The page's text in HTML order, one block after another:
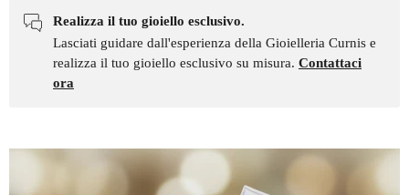
Realizza il tuo gioiello esclusivo.
Lasciati guidare dall'esperienza della Gioielleria Curnis e
realizza il tuo gioiello esclusivo su misura. Contattaci
ora